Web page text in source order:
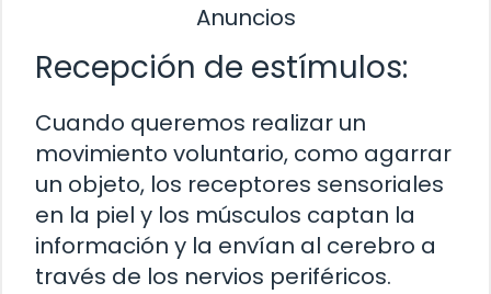
Anuncios
Recepción de estímulos:
Cuando queremos realizar un
movimiento voluntario, como agarrar
un objeto, los receptores sensoriales
en la piel y los músculos captan la
información y la envían al cerebro a
través de los nervios periféricos.